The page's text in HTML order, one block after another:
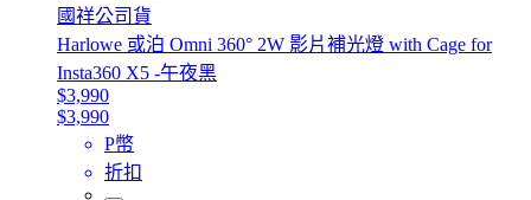
國祥公司貨
Harlowe 或泊 Omni 360° 2W 影片補光燈 with Cage for
Insta360 X5 -午夜黑
$3,990
$3,990
P幣
折扣